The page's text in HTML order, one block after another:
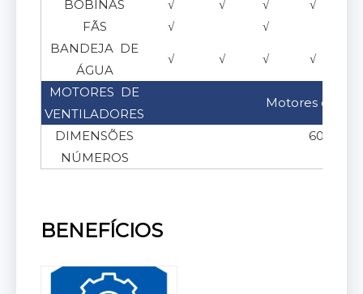
BOBINAS √ √ √
√
FÃS
√
√
BANDEJA DE
ÁGUA
√ √ √ √
MOTORES DE
VENTILADORES
Motores de
DIMENSÕES
600,
NÚMEROS
BENEFÍCIOS